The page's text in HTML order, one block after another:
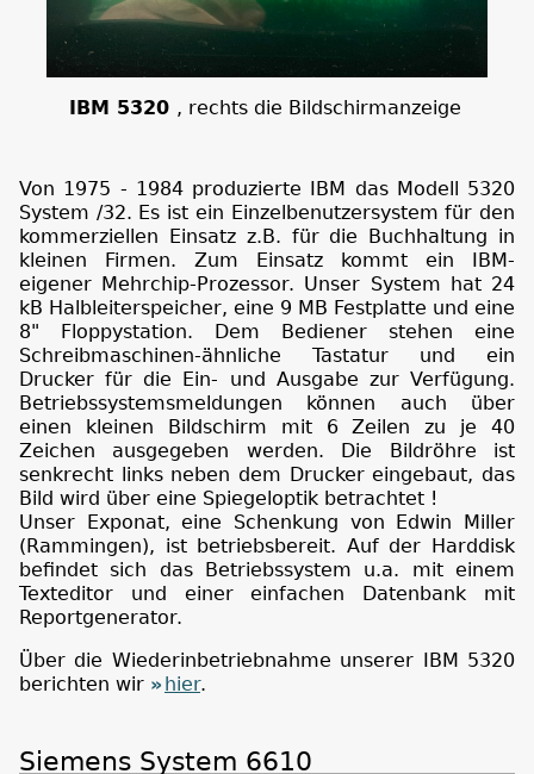
IBM 5320 , rechts die Bildschirmanzeige
Von 1975 - 1984 produzierte IBM das Modell 5320
System /32. Es ist ein Einzelbenutzersystem für den
kommerziellen Einsatz z.B. für die Buchhaltung in
kleinen Firmen. Zum Einsatz kommt ein IBM-
eigener Mehrchip-Prozessor. Unser System hat 24
kB Halbleiterspeicher, eine 9 MB Festplatte und eine
8" Floppystation. Dem Bediener stehen eine
Schreibmaschinen-ähnliche Tastatur und ein
Drucker für die Ein- und Ausgabe zur Verfügung.
Betriebssystemsmeldungen können auch über
einen kleinen Bildschirm mit 6 Zeilen zu je 40
Zeichen ausgegeben werden. Die Bildröhre ist
senkrecht links neben dem Drucker eingebaut, das
Bild wird über eine Spiegeloptik betrachtet !
Unser Exponat, eine Schenkung von Edwin Miller
(Rammingen), ist betriebsbereit. Auf der Harddisk
befindet sich das Betriebssystem u.a. mit einem
Texteditor und einer einfachen Datenbank mit
Reportgenerator.
Über die Wiederinbetriebnahme unserer IBM 5320
berichten wir
hier.
Siemens System 6610